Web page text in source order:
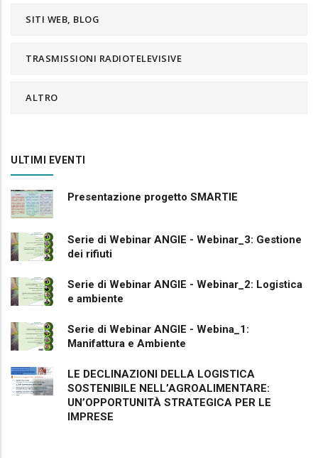
SITI WEB, BLOG
TRASMISSIONI RADIOTELEVISIVE
ALTRO
ULTIMI EVENTI
Presentazione progetto SMARTIE
Serie di Webinar ANGIE - Webinar_3: Gestione
dei rifiuti
Serie di Webinar ANGIE - Webinar_2: Logistica
e ambiente
Serie di Webinar ANGIE - Webina_1:
Manifattura e Ambiente
LE DECLINAZIONI DELLA LOGISTICA
SOSTENIBILE NELL’AGROALIMENTARE:
UN’OPPORTUNITÀ STRATEGICA PER LE
IMPRESE